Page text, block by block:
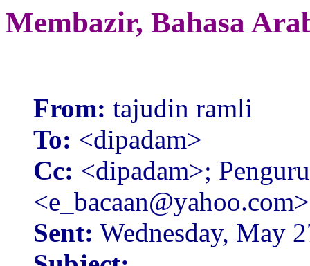
Membazir, Bahasa
From: tajudin ramli
To: <dipadam>
Cc: <dipadam>;
Sent: Wednesday, May